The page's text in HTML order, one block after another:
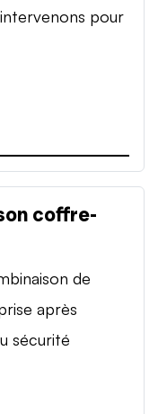
pour
coffre-
de
après
sécurité